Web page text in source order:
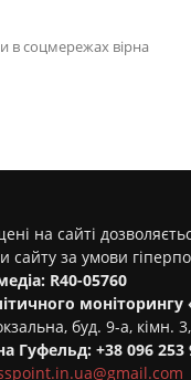
в соцмережах вірна
на сайті
сайту за умови
R40-05760
моніторингу
буд. 9-а, кімн.
Гуфельд: +38 096 253